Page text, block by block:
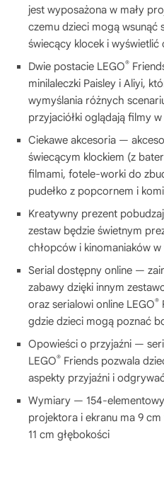
jest wyposażona w mały
czemu dzieci mogą wsunąć
świecący klocek i wyświetlić
Dwie postacie LEGO®
minilaleczki Paisley i Aliyi,
wymyślania różnych
przyjaciółki oglądają filmy
Ciekawe akcesoria —
świecącym klockiem (z
filmami, fotele-worki do
pudełko z popcornem i
Kreatywny prezent
zestaw będzie świetnym
chłopców i kinomaniaków
Serial dostępny online —
zabawy dzięki innym
oraz serialowi online LEGO®
gdzie dzieci mogą poznać
Opowieści o przyjaźni —
LEGO® Friends pozwala
aspekty przyjaźni i
Wymiary — 154-
projektora i ekranu ma 9
11 cm głębokości